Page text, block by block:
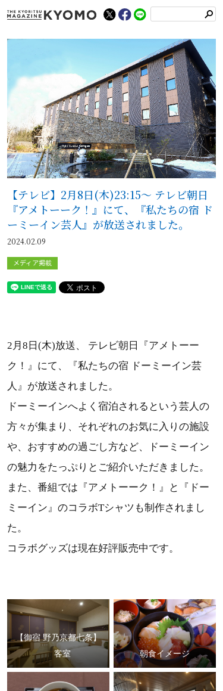
【テレビ】2月8日(木)23:15～ テレビ朝日
『アメトーーク！』にて、『私たちの宿 ド
ーミーイン芸人』が放送されました。
2024.02.09
メディア掲載
2月8日(木)放送、 テレビ朝日『アメトーー
ク！』にて、『私たちの宿 ドーミーイン芸
人』が放送されました。
ドーミーインへよく宿泊されるという芸人の
方々が集まり、それぞれのお気に入りの施設
や、おすすめの過ごし方など、ドーミーイン
の魅力をたっぷりとご紹介いただきました。
また、番組では『アメトーーク！』と『ドー
ミーイン』のコラボTシャツも制作されまし
た。
コラボグッズは現在好評販売中です。
【御宿 野乃京都七条】
客室
朝食イメージ